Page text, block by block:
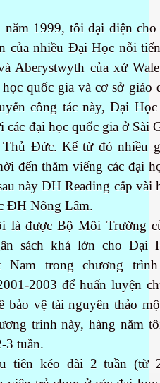
năm 1999, tôi đại diện
của nhiều Đại Học nỗi
Aberystwyth của xứ
quốc gia và cơ sở giáo
công tác này, Đại Học
các đại học quốc gia ở Sài
Đức. Kể từ đó nhiều
đến thăm viếng các đại
này DH Reading cấp vài
ĐH Nông Lâm.
là được Bộ Môi Trường
sách khá lớn cho Đại
trong chương
2003 để huấn luyện
bảo vệ tài nguyên thảo
trình này, hàng năm
3 tuần.
tiên kéo dài 2 tuần (từ